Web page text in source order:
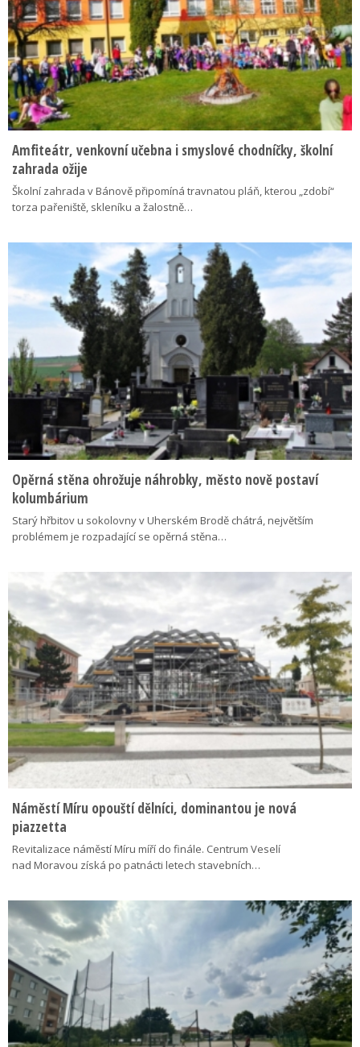
Amfiteátr, venkovní učebna i smyslové chodníčky, školní
zahrada ožije
Školní zahrada v Bánově připomíná travnatou pláň, kterou „zdobí“
torza pařeniště, skleníku a žalostně…
Opěrná stěna ohrožuje náhrobky, město nově postaví
kolumbárium
Starý hřbitov u sokolovny v Uherském Brodě chátrá, největším
problémem je rozpadající se opěrná stěna…
Náměstí Míru opouští dělníci, dominantou je nová
piazzetta
Revitalizace náměstí Míru míří do finále. Centrum Veselí
nad Moravou získá po patnácti letech stavebních…